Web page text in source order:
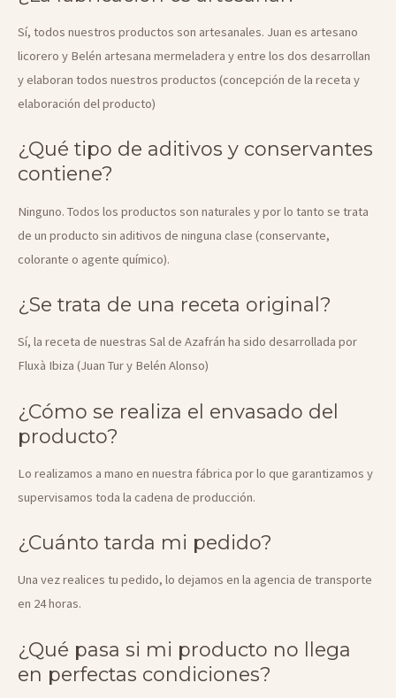
Sí, todos nuestros productos son artesanales. Juan es artesano
licorero y Belén artesana mermeladera y entre los dos desarrollan
y elaboran todos nuestros productos (concepción de la receta y
elaboración del producto)
¿Qué tipo de aditivos y conservantes
contiene?
Ninguno. Todos los productos son naturales y por lo tanto se trata
de un producto sin aditivos de ninguna clase (conservante,
colorante o agente químico).
¿Se trata de una receta original?
Sí, la receta de nuestras Sal de Azafrán ha sido desarrollada por
Fluxà Ibiza (Juan Tur y Belén Alonso)
¿Cómo se realiza el envasado del
producto?
Lo realizamos a mano en nuestra fábrica por lo que garantizamos y
supervisamos toda la cadena de producción.
¿Cuánto tarda mi pedido?
Una vez realices tu pedido, lo dejamos en la agencia de transporte
en 24 horas.
¿Qué pasa si mi producto no llega
en perfectas condiciones?